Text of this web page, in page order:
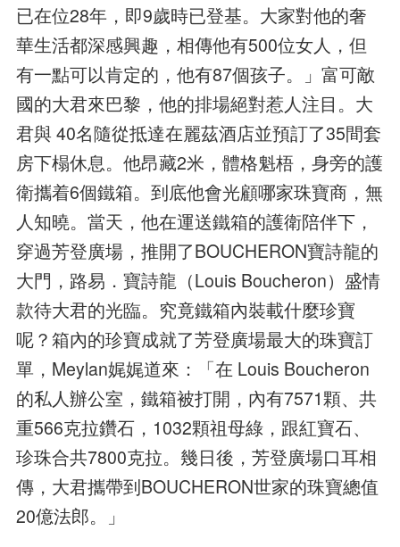
已在位28年，即9歲時已登基。大家對他的奢
華生活都深感興趣，相傳他有500位女人，但
有一點可以肯定的，他有87個孩子。」富可敵
國的大君來巴黎，他的排場絕對惹人注目。大
君與 40名隨從抵達在麗茲酒店並預訂了35間套
房下榻休息。他昂藏2米，體格魁梧，身旁的護
衛攜着6個鐵箱。到底他會光顧哪家珠寶商，無
人知曉。當天，他在運送鐵箱的護衛陪伴下，
穿過芳登廣場，推開了BOUCHERON寶詩龍的
大門，路易．寶詩龍（Louis Boucheron）盛情
款待大君的光臨。究竟鐵箱內裝載什麼珍寶
呢？箱內的珍寶成就了芳登廣場最大的珠寶訂
單，Meylan娓娓道來：「在 Louis Boucheron
的私人辦公室，鐵箱被打開，內有7571顆、共
重566克拉鑽石，1032顆祖母綠，跟紅寶石、
珍珠合共7800克拉。幾日後，芳登廣場口耳相
傳，大君攜帶到BOUCHERON世家的珠寶總值
20億法郎。」